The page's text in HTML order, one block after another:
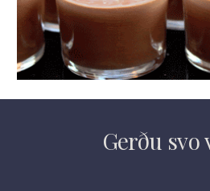
Gerðu svo